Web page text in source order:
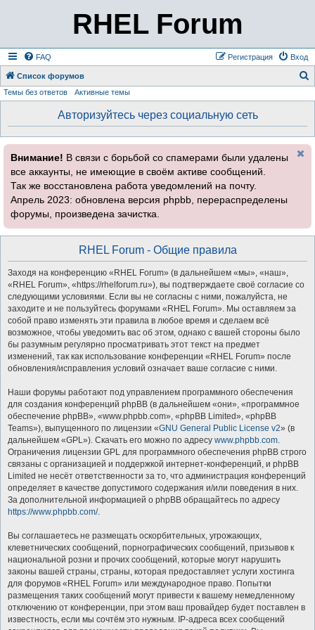
RHEL Forum
FAQ Вход
Регистрация
Список форумов
Темы без ответов Активные темы
Авторизуйтесь через социальную сеть
Внимание! В связи с борьбой со спамерами были удалены
все аккаунты, не имеющие в своём активе сообщений.
Так же восстановлена работа уведомлений на почту.
Апрель 2023: обновлена версия phpbb, перераспределены
форумы, произведена зачистка.
RHEL Forum - Общие правила
Заходя на конференцию «RHEL Forum» (в дальнейшем «мы», «наш»,
«RHEL Forum», «https://rhelforum.ru»), вы подтверждаете своё согласие со
следующими условиями. Если вы не согласны с ними, пожалуйста, не
заходите и не пользуйтесь форумами «RHEL Forum». Мы оставляем за
собой право изменять эти правила в любое время и сделаем всё
возможное, чтобы уведомить вас об этом, однако с вашей стороны было
бы разумным регулярно просматривать этот текст на предмет
изменений, так как использование конференции «RHEL Forum» после
обновления/исправления условий означает ваше согласие с ними.
Наши форумы работают под управлением программного обеспечения
для создания конференций phpBB (в дальнейшем «они», «программное
обеспечение phpBB», «www.phpbb.com», «phpBB Limited», «phpBB
Teams»), выпущенного по лицензии «GNU General Public License v2» (в
дальнейшем «GPL»). Скачать его можно по адресу www.phpbb.com.
Ограничения лицензии GPL для программного обеспечения phpBB строго
связаны с организацией и поддержкой интернет-конференций, и phpBB
Limited не несёт ответственности за то, что администрация конференций
определяет в качестве допустимого содержания и/или поведения в них.
За дополнительной информацией о phpBB обращайтесь по адресу
https://www.phpbb.com/.
Вы соглашаетесь не размещать оскорбительных, угрожающих,
клеветнических сообщений, порнографических сообщений, призывов к
национальной розни и прочих сообщений, которые могут нарушить
законы вашей страны, страны, которая предоставляет услуги хостинга
для форумов «RHEL Forum» или международное право. Попытки
размещения таких сообщений могут привести к вашему немедленному
отключению от конференции, при этом ваш провайдер будет поставлен в
известность, если мы сочтём это нужным. IP-адреса всех сообщений